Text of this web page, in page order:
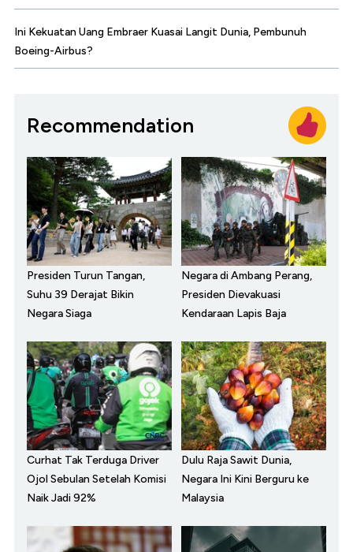
Ini Kekuatan Uang Embraer Kuasai Langit Dunia, Pembunuh
Boeing-Airbus?
Recommendation
Presiden Turun Tangan,
Suhu 39 Derajat Bikin
Negara Siaga
Negara di Ambang Perang,
Presiden Dievakuasi
Kendaraan Lapis Baja
Curhat Tak Terduga Driver
Ojol Sebulan Setelah Komisi
Naik Jadi 92%
Dulu Raja Sawit Dunia,
Negara Ini Kini Berguru ke
Malaysia